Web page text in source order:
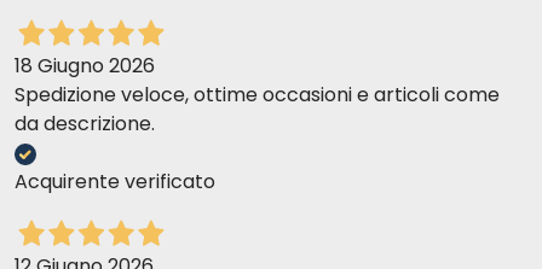
18 Giugno 2026
Spedizione veloce, ottime occasioni e articoli come
da descrizione.
Acquirente verificato